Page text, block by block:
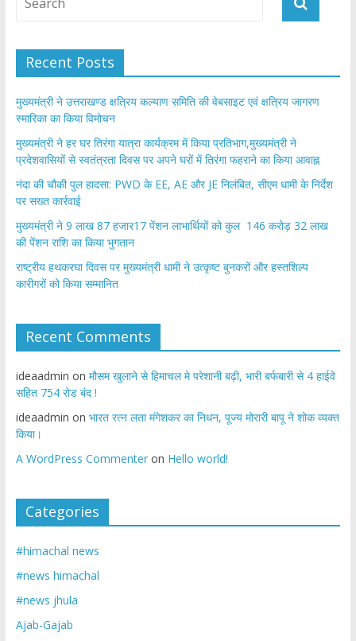
Recent Posts
मुख्यमंत्री ने उत्तराखण्ड क्षत्रिय कल्याण समिति की वेबसाइट एवं क्षत्रिय जागरण
स्मारिका का किया विमोचन
मुख्यमंत्री ने हर घर तिरंगा यात्रा कार्यक्रम में किया प्रतिभाग,मुख्यमंत्री ने
प्रदेशवासियों से स्वतंत्रता दिवस पर अपने घरों में तिरंगा फहराने का किया आवाह्न
नंदा की चौकी पुल हादसा: PWD के EE, AE और JE निलंबित, सीएम धामी के निर्देश
पर सख्त कार्रवाई
मुख्यमंत्री ने 9 लाख 87 हजार17 पेंशन लाभार्थियों को कुल 146 करोड़ 32 लाख
की पेंशन राशि का किया भुगतान
राष्ट्रीय हथकरघा दिवस पर मुख्यमंत्री धामी ने उत्कृष्ट बुनकरों और हस्तशिल्प
कारीगरों को किया सम्मानित
Recent Comments
ideaadmin on मौसम खुलाने से हिमाचल मे परेशानी बढ़ी, भारी बर्फबारी से 4 हाईवे
सहित 754 रोड बंद !
ideaadmin on भारत रत्न लता मंगेशकर का निधन, पूज्य मोरारी बापू ने शोक व्यक्त
किया।
A WordPress Commenteron Hello world!
Categories
#himachal news
#news himachal
#news jhula
Ajab-Gajab